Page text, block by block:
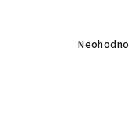
Průměrné